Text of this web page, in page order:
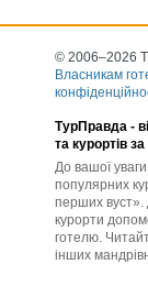
© 2006–2026
Власникам
ТурПравда -
та курортів
До вашої уваги
популярних
перших вуст».
курорти
готелю.
інших